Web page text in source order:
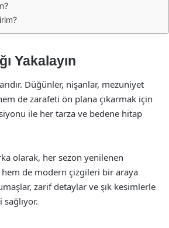
Yakalayın
Düğünler, nişanlar, mezuniyet
de zarafeti ön plana çıkarmak için
ile her tarza ve bedene hitap
olarak, her sezon yenilenen
de modern çizgileri bir araya
zarif detaylar ve şık kesimlerle